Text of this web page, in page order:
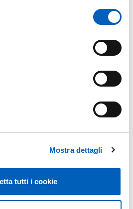
Mostra dettagli
tutti i cookie
Maria Candida; Guelfreikh Polina
Teaching of
Year: 2026
вопроса.
Year: 2026
epoche e culture
Stefania